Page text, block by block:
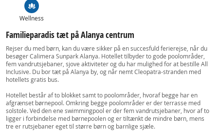
Wellness
Familieparadis tæt på Alanya centrum
Rejser du med børn, kan du være sikker på en succesfuld ferierejse, når du
besøger Calimera Sunpark Alanya. Hotellet tilbyder to gode poolområder,
fem vandrutsjebaner, sjove aktiviteter og du har mulighed for at bestille All
Inclusive. Du bor tæt på Alanya by, og når nemt Cleopatra-stranden med
hotellets gratis bus.
Hotellet består af to blokket samt to poolområder, hvoraf begge har en
afgrænset børnepool. Omkring begge poolområder er der terrasse med
solstole. Ved den ene swimmingpool er der fem vandrutsjebaner, hvor af to
ligger i forbindelse med børnepoolen og er tiltænkt de mindre børn, mens
tre er rutsjebaner eget til større børn og barnlige sjæle.